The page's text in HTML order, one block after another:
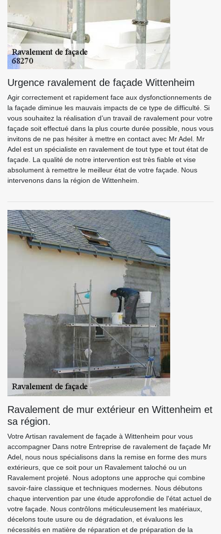
Urgence ravalement de façade Wittenheim
Agir correctement et rapidement face aux dysfonctionnements de
la façade diminue les mauvais impacts de ce type de difficulté. Si
vous souhaitez la réalisation d’un travail de ravalement pour votre
façade soit effectué dans la plus courte durée possible, nous vous
invitons de ne pas hésiter à mettre en contact avec Mr Adel. Mr
Adel est un spécialiste en ravalement de tout type et tout état de
façade. La qualité de notre intervention est très fiable et vise
absolument à remettre le meilleur état de votre façade. Nous
intervenons dans la région de Wittenheim.
Ravalement de mur extérieur en Wittenheim et
sa région.
Votre Artisan ravalement de façade à Wittenheim pour vous
accompagner Dans notre Entreprise de ravalement de façade Mr
Adel, nous nous spécialisons dans la remise en forme des murs
extérieurs, que ce soit pour un Ravalement taloché ou un
Ravalement projeté. Nous adoptons une approche qui combine
savoir-faire classique et techniques modernes. Nous débutons
chaque intervention par une étude approfondie de l'état actuel de
votre façade. Nous contrôlons méticuleusement les matériaux,
décelons toute usure ou de dégradation, et évaluons les
nécessités en matière de réparation et de préparation de la